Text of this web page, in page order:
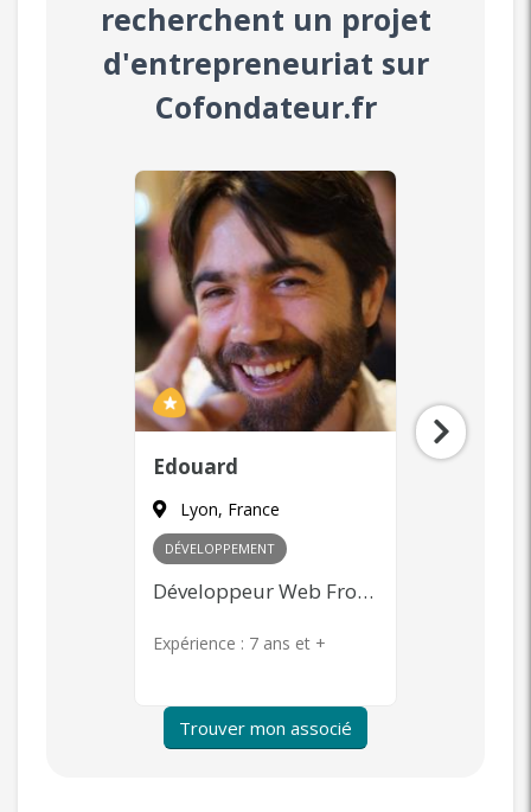
recherchent un projet
d'entrepreneuriat sur
Cofondateur.fr
Laurent
Paris, France
MARKETING + 1
Community Management, Content Marketing, Publicité en ligne, Product Management
Expérience : 7 ans et +
Zaya
Trouver mon associé